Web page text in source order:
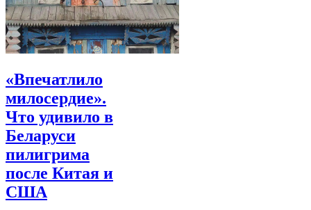
«Впечатлило
милосердие».
Что удивило в
Беларуси
пилигрима
после Китая и
США